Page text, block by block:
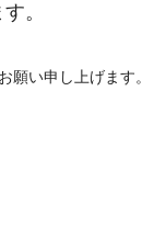
。
願い申し上げます。